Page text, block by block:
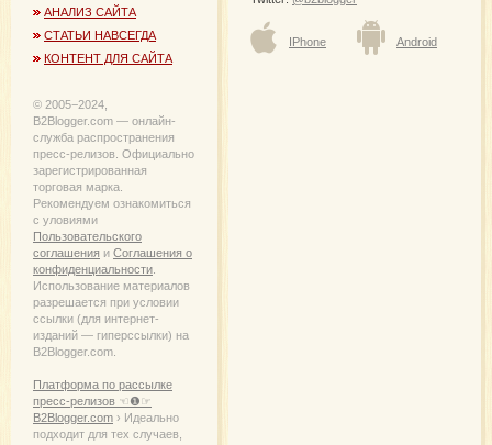
АНАЛИЗ САЙТА
СТАТЬИ НАВСЕГДА
КОНТЕНТ ДЛЯ САЙТА
© 2005−2024,
B2Blogger.com — онлайн-
служба распространения
пресс-релизов. Официально
зарегистрированная
торговая марка.
Рекомендуем ознакомиться
с уловиями
Пользовательского
соглашения и Соглашения о
конфиденциальности
Использование материалов
разрешается при условии
ссылки (для интернет-
изданий — гиперссылки) на
B2Blogger.com.
Платформа по рассылке
пресс-релизов ☜❶☞
B2Blogger.com › Идеально
подходит для тех случаев,
IPhone Android